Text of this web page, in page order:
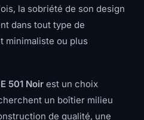
la sobriété de son design
dans tout type de
minimaliste ou plus
501 Noir est un choix
un boîtier milieu
de qualité, une